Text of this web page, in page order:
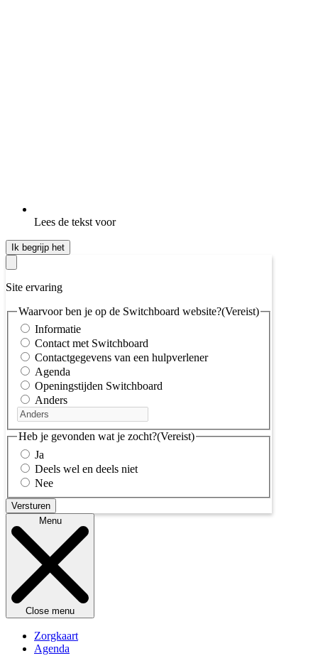
Lees de tekst voor
Ik begrijp het
Site ervaring
Waarvoor ben je op de Switchboard website?(Vereist)
Informatie
Contact met Switchboard
Contactgegevens van een hulpverlener
Agenda
Openingstijden Switchboard
Anders
Heb je gevonden wat je zocht?(Vereist)
Ja
Deels wel en deels niet
Nee
Menu
Close menu
Zorgkaart
Agenda